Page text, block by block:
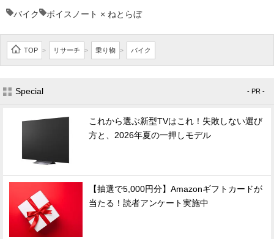
バイク ボイスノート × ねとらぼ
TOP > リサーチ > 乗り物 > バイク
Special - PR -
これから選ぶ新型TVはこれ！失敗しない選び
方と、2026年夏の一押しモデル
【抽選で5,000円分】Amazonギフトカードが
当たる！読者アンケート実施中